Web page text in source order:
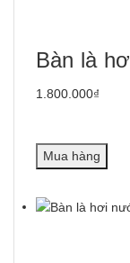
Bàn là
1.800.000₫
Mua hàng